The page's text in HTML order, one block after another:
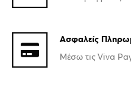
Ασφαλείς
Μέσω τις Viva